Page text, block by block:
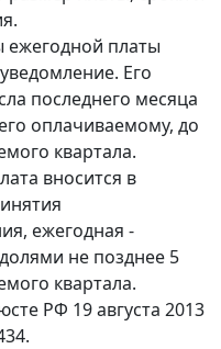
платы
Его
последнего месяца
оплачиваемому, до
квартала.
вносится в
ежегодная -
не позднее 5
квартала.
РФ 19 августа 2013